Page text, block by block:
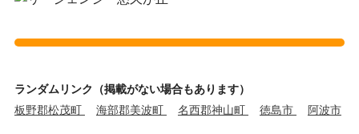
ランダムリンク（掲載がない場合もあります）
板野郡松茂町
海部郡美波町 名西郡神山町 徳島市 阿波市